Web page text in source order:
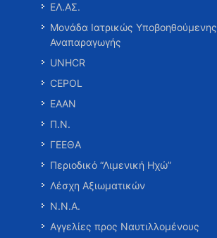
ΕΛ.ΑΣ.
Μονάδα Ιατρικώς Υποβοηθούμενης
Αναπαραγωγής
UNHCR
CEPOL
ΕΑΑΝ
Π.Ν.
ΓΕΕΘΑ
Περιοδικό “Λιμενική Ηχώ”
Λέσχη Αξιωματικών
Ν.Ν.Α.
Αγγελίες προς Ναυτιλλομένους